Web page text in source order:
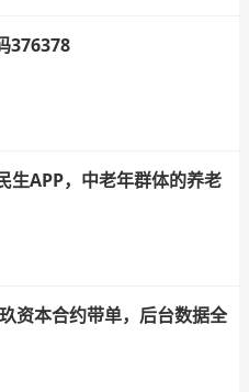
376378
生APP，中老年群体的养老
资本合约带单，后台数据全